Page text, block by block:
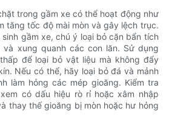
trong gầm xe có thể hoạt động như
tăng tốc độ mài mòn và gây lệch trục.
gầm xe, chú ý loại bỏ cặn bẩn tích
xung quanh các con lăn. Sử dụng
để loại bỏ vật liệu mà không đẩy
Nếu có thể, hãy loại bỏ đá và mảnh
làm hỏng các mép gioăng. Kiểm tra
có dấu hiệu rò rỉ hoặc xâm nhập
thay thế gioăng bị mòn hoặc hư hỏng